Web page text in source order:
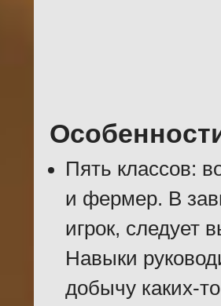
Пять классов:
и фермер. В
игрок, следует
Навыки
добычу каких-